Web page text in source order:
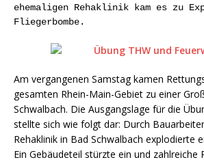
ehemaligen Rehaklinik kam es zu
Fliegerbombe.
Am vergangenen Samstag kamen
gesamten Rhein-Main-Gebiet zu einer
Schwalbach. Die Ausgangslage für die
stellte sich wie folgt dar: Durch
Rehaklinik in Bad Schwalbach explodierte
Ein Gebäudeteil stürzte ein und zahlreiche